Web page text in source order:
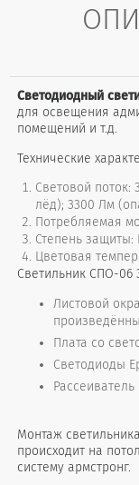
Светодиодный
для освещения
помещений и т.д.
Технические
Световой поток:
лёд); 3300 Лм
Потребляемая
Степень защиты:
Цветовая
Светильник СПО-06
Листовой
Плата со
Светодиоды
Монтаж
происходит на
систему армстронг.